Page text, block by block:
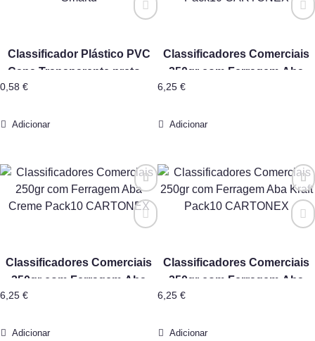
Classificador Plástico PVC
Capa Transparente preto 1
0,58 €
Adicionar
Classificadores Comerciais
250gr com Ferragem Aba
Azul Pack10 CARTONEX
6,25 €
Adicionar
Classificadores Comerciais
250gr com Ferragem Aba
Creme Pack10 CARTONEX
6,25 €
Adicionar
Classificadores Comerciais
250gr com Ferragem Aba
Kraft Pack10 CARTONEX
6,25 €
Adicionar